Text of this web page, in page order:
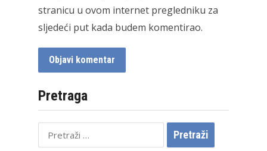
stranicu u ovom internet pregledniku za
sljedeći put kada budem komentirao.
Pretraga
Pretraži: